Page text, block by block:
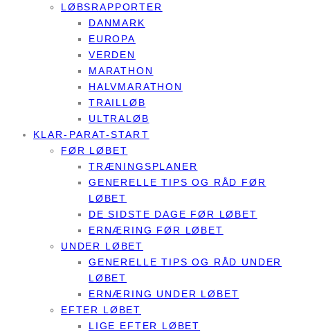
LØBSRAPPORTER
DANMARK
EUROPA
VERDEN
MARATHON
HALVMARATHON
TRAILLØB
ULTRALØB
KLAR-PARAT-START
FØR LØBET
TRÆNINGSPLANER
GENERELLE TIPS OG RÅD FØR
LØBET
DE SIDSTE DAGE FØR LØBET
ERNÆRING FØR LØBET
UNDER LØBET
GENERELLE TIPS OG RÅD UNDER
LØBET
ERNÆRING UNDER LØBET
EFTER LØBET
LIGE EFTER LØBET